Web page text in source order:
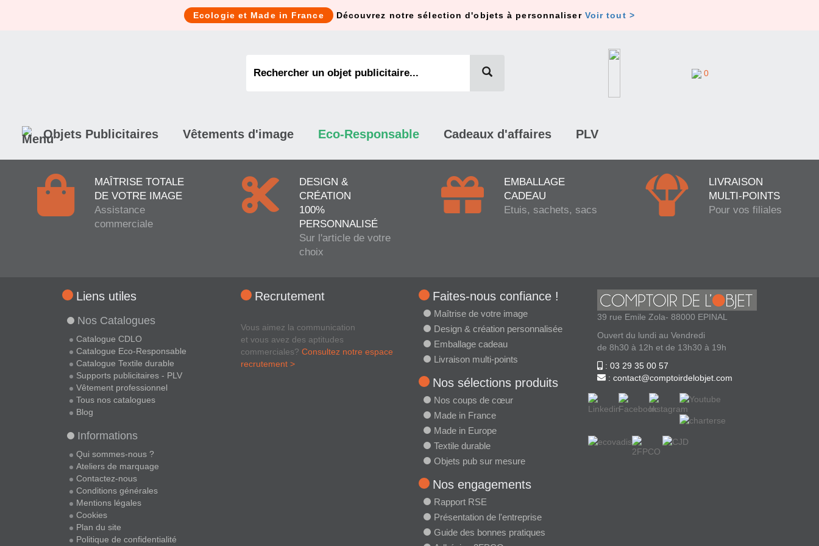
Ecologie et Made in France Découvrez notre sélection d'objets à personnaliser Voir tout >
0
Objets Publicitaires Vêtements d'image Eco-Responsable Cadeaux d'affaires PLV
MAÎTRISE TOTALE
DE VOTRE IMAGE
Assistance
commerciale
DESIGN &
CRÉATION
100%
PERSONNALISÉ
Sur l'article de votre
choix
EMBALLAGE
CADEAU
Etuis, sachets, sacs
LIVRAISON
MULTI-POINTS
Pour vos filiales
Liens utiles
Nos Catalogues
Catalogue CDLO
Catalogue Eco-Responsable
Catalogue Textile durable
Supports publicitaires - PLV
Vêtement professionnel
Tous nos catalogues
Blog
Informations
Qui sommes-nous ?
Ateliers de marquage
Contactez-nous
Conditions générales
Mentions légales
Cookies
Plan du site
Politique de confidentialité
Recrutement
Vous aimez la communication
et vous avez des aptitudes
commerciales? Consultez notre espace
recrutement >
Faites-nous confiance !
Maîtrise de votre image
Design & création personnalisée
Emballage cadeau
Livraison multi-points
Nos sélections produits
Nos coups de cœur
Made in France
Made in Europe
Textile durable
Objets pub sur mesure
Nos engagements
Rapport RSE
Présentation de l'entreprise
Guide des bonnes pratiques
39 rue Emile Zola- 88000 EPINAL
Ouvert du lundi au Vendredi
de 8h30 à 12h et de 13h30 à 19h
: 03 29 35 00 57
: contact@comptoirdelobjet.com